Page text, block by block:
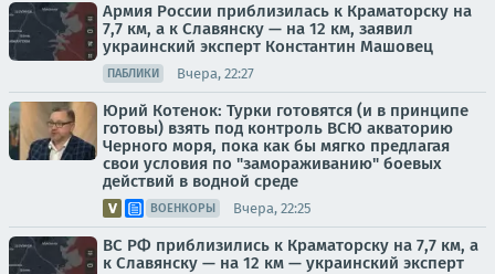
Армия России приблизилась к Краматорску на
7,7 км, а к Славянску — на 12 км, заявил
украинский эксперт Константин Машовец
ПАБЛИКИ Вчера, 22:27
Юрий Котенок: Турки готовятся (и в принципе
готовы) взять под контроль ВСЮ акваторию
Черного моря, пока как бы мягко предлагая
свои условия по "замораживанию" боевых
действий в водной среде
ВОЕНКОРЫ Вчера, 22:25
ВС РФ приблизились к Краматорску на 7,7 км, а
к Славянску — на 12 км — украинский эксперт